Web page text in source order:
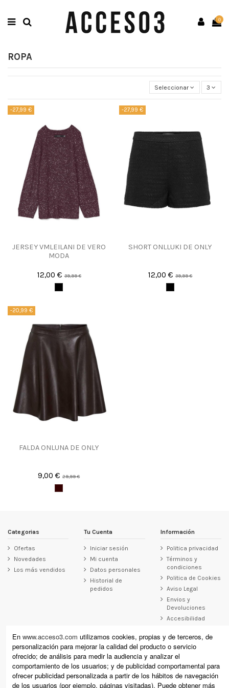
0
ROPA
Seleccionar 3
-27,99 €
JERSEY VMLEILANI DE VERO
MODA
12,00 €39,99 €
-27,99 €
SHORT ONLLUKI DE ONLY
12,00 €39,99 €
-20,99 €
FALDA ONLUNA DE ONLY
9,00 €29,99 €
Categorias
Ofertas
Novedades
Los más vendidos
Tu Cuenta
Iniciar sesión
Mi cuenta
Datos personales
Historial de
pedidos
Información
Politica privacidad
Términos y
condiciones
Politica de Cookies
Aviso Legal
Envios y
Devoluciones
Accesibilidad
Contacto
Acceso3
Raimundo Revilla 12, Laredo (Cantabria)
Calle Cervantes 11, Santoña (Cantabria)
+34 942 610 178 (laredo) +34 942 671 864 (Santoña)
En www.acceso3.com utilizamos cookies, propias y de terceros, de
personalización para mejorar la calidad del producto o servicio
ofrecido; de análisis para medir la audiencia y analizar el
comportamiento de los usuarios; y de publicidad comportamental para
ofrecer publicidad personalizada a partir de los hábitos de navegación
de los usuarios (por ejemplo, páginas visitadas). Puede obtener más